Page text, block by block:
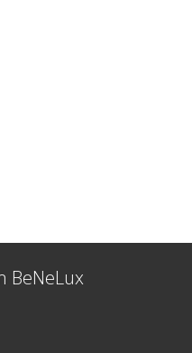
BeNeLux